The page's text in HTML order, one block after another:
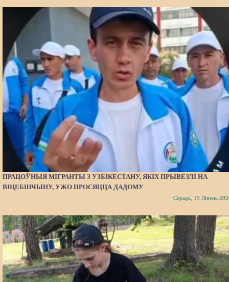
ПРАЦОЎНЫЯ МІГРАНТЫ З УЗБІКЕСТАНУ, ЯКІХ ПРЫВЕЗЛІ НА
ВІЦЕБШЧЫНУ, УЖО ПРОСЯЦЦА ДАДОМУ
Серада, 15 Ліпень